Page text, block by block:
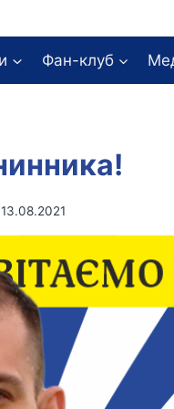
Фан-клуб
13.08.2021